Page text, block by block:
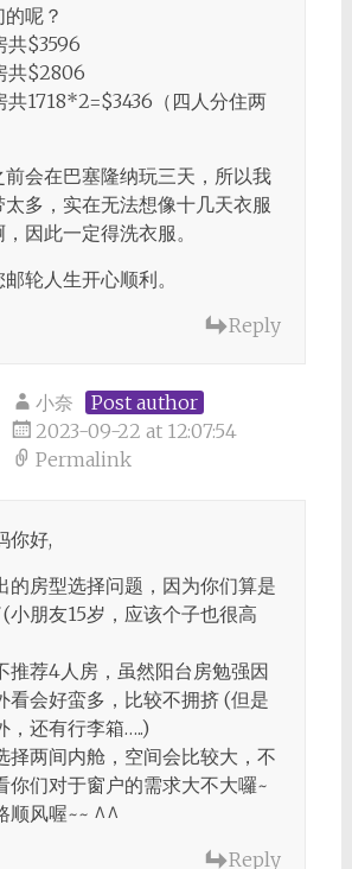
呢？
共$3596
共$2806
共1718*2=$3436（四人分住两
会在巴塞隆纳玩三天，所以我
多，实在无法想像十几天衣服
因此一定得洗衣服。
轮人生开心顺利。
Reply
小奈
Post author
2023-09-22 at 12:07:54
Permalink
你好,
的房型选择问题，因为你们算是
小朋友15岁，应该个子也很高
推荐4人房，虽然阳台房勉强因
看会好蛮多，比较不拥挤 (但是
，还有行李箱…..)
择两间内舱，空间会比较大，不
你们对于窗户的需求大不大囉~
顺风喔~~ ^^
Reply